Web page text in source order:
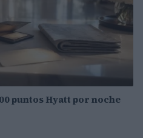
puntos Hyatt por noche